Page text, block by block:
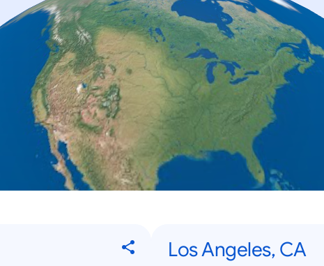
Los Angeles, CA